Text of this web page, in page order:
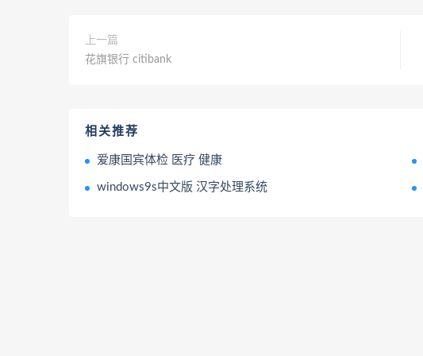
上一篇
花旗银行 citibank
相关推荐
爱康国宾体检 医疗 健康
windows9s中文版 汉字处理系统